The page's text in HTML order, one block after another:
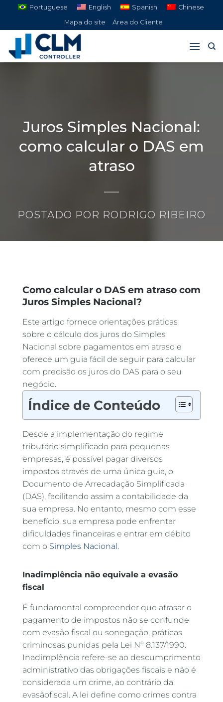
Pular
o
conteúdo
Portuguese English Spanish
Chinese
Mapa do site
Área do Cliente
Juros Simples Nacional:
como calcular o DAS em
atraso
POSTADO POR RODRIGO RIBEIRO
Como calcular o DAS em atraso com
Juros Simples Nacional?
Este artigo fornece orientações práticas
sobre o cálculo dos juros do Simples
Nacional sobre pagamentos em atraso e
oferece um guia fácil de seguir para calcular
com precisão os juros do DAS para o seu
negócio.
Índice de Conteúdo
Desde a implementação do regime
tributário simplificado para pequenas
empresas, é possível pagar diversos
impostos através de uma única guia, o
Documento de Arrecadação Simplificada
(DAS), facilitando assim a contabilidade da
sua empresa. No entanto, mesmo com esse
benefício, sua empresa pode enfrentar
dificuldades financeiras e entrar em débito
com o Simples Nacional.
Inadimplência não equivale a evasão
fiscal
É fundamental compreender que atrasar o
pagamento de impostos não se confunde
com evasão fiscal ou sonegação, práticas
criminosas punidas pela Lei Nº 8.137/1990.
Inadimplência refere-se ao descumprimento
administrativo das obrigações fiscais e não é
considerada um crime, ao contrário da
evasãofiscal. A lei define como crimes contra